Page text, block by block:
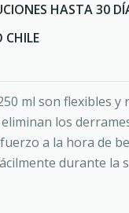
HASTA 30
CHILE
ml son flexibles y
los
a la hora de
durante la